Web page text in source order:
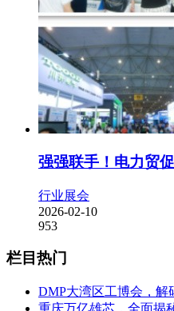
强强联手！电力贸
行业展会
2026-02-10
953
栏目热门
DMP大湾区工博会，解
重庆万亿雄芯，全面揭